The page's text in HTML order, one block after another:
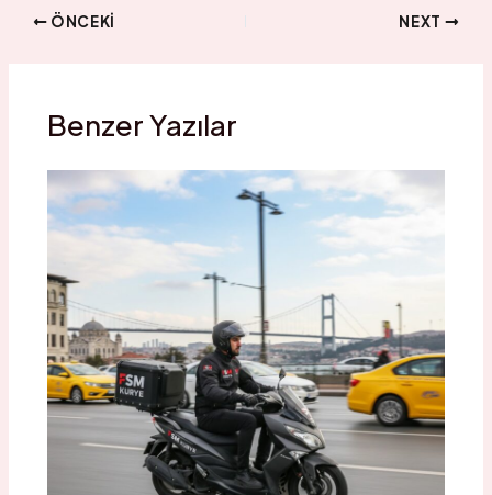
ÖNCEKI NEXT
Benzer Yazılar